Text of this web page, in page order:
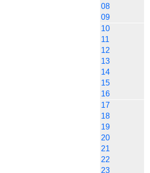
08
09
10
11
12
13
14
15
16
17
18
19
20
21
22
23